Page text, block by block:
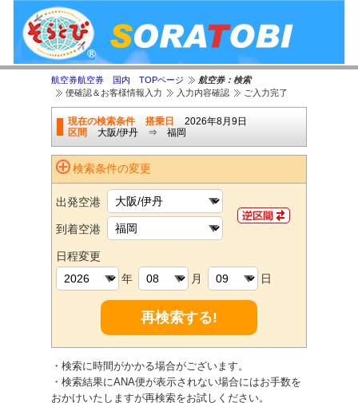
航空券航空券 国内 TOPページ
航空券：検索
便確認＆お客様情報入力
入力内容確認 ご入力完了
現在の検索条件 搭乗日
2026年8月9日
区間
大阪/伊丹 ⇒ 福岡
検索条件の変更
出発空港
到着空港
日程変更
年
月 日
・検索に時間がかかる場合がございます。
・検索結果にANA便が表示されない場合にはお手数を
おかけいたしますが再検索をお試しください。